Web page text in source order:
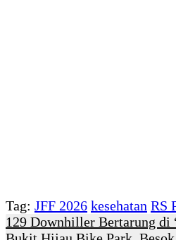
Tag: JFF 2026 kesehatan RS
129 Downhiller Bertarung di